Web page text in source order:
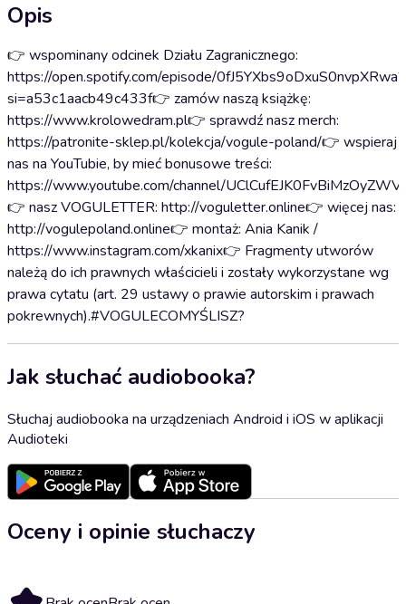
Opis
👉 wspominany odcinek Działu Zagranicznego:
https://open.spotify.com/episode/0fJ5YXbs9oDxuS0nvpXRwa?
si=a53c1aacb49c433f👉 zamów naszą książkę:
https://www.krolowedram.pl👉 sprawdź nasz merch:
https://patronite-sklep.pl/kolekcja/vogule-poland/👉 wspieraj
nas na YouTubie, by mieć bonusowe treści:
https://www.youtube.com/channel/
👉 nasz VOGULETTER: http://voguletter.online👉 więcej nas:
http://vogulepoland.online👉 montaż: Ania Kanik /
https://www.instagram.com/xkanix👉 Fragmenty utworów
należą do ich prawnych właścicieli i zostały wykorzystane wg
prawa cytatu (art. 29 ustawy o prawie autorskim i prawach
pokrewnych).#VOGULECOMYŚLISZ?
Jak słuchać audiobooka?
Słuchaj audiobooka na urządzeniach Android i iOS w aplikacji
Audioteki
Oceny i opinie słuchaczy